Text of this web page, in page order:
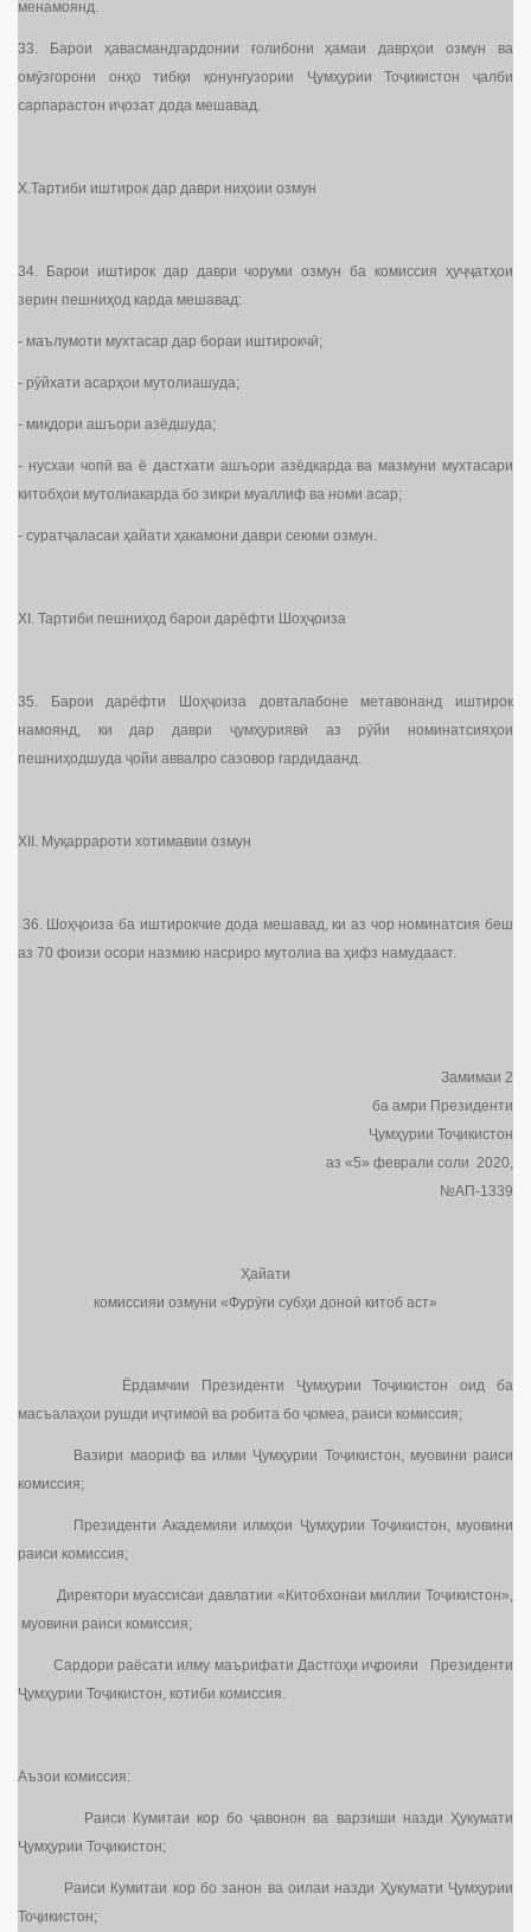
менамоянд.
33. Барои ҳавасмандгардонии ғолибони ҳамаи даврҳои озмун ва
омӯзгорони онҳо тибқи қонунгузории Ҷумҳурии Тоҷикистон ҷалби
сарпарастон иҷозат дода мешавад.
X.Тартиби иштирок дар даври ниҳоии озмун
34. Барои иштирок дар даври чоруми озмун ба комиссия ҳуҷҷатҳои
зерин пешниҳод карда мешавад:
- маълумоти мухтасар дар бораи иштирокчӣ;
- рӯйхати асарҳои мутолиашуда;
- миқдори ашъори азёдшуда;
- нусхаи чопӣ ва ё дастхати ашъори азёдкарда ва мазмуни мухтасари
китобҳои мутолиакарда бо зикри муаллиф ва номи асар;
- суратҷаласаи ҳайати ҳакамони даври сеюми озмун.
XI. Тартиби пешниҳод барои дарёфти Шоҳҷоиза
35. Барои дарёфти Шоҳҷоиза довталабоне метавонанд иштирок
намоянд, ки дар даври ҷумҳуриявӣ аз рӯйи номинатсияҳои
пешниҳодшуда ҷойи аввалро сазовор гардидаанд.
XII. Муқаррароти хотимавии озмун
36. Шоҳҷоиза ба иштирокчие дода мешавад, ки аз чор номинатсия беш
аз 70 фоизи осори назмию насриро мутолиа ва ҳифз намудааст.
Замимаи 2
ба амри Президенти
Ҷумҳурии Тоҷикистон
аз «5» феврали соли 2020,
№АП-1339
Ҳайати
комиссияи озмуни «Фурӯғи субҳи доноӣ китоб аст»
Ёрдамчии Президенти Ҷумҳурии Тоҷикистон оид ба
масъалаҳои рушди иҷтимоӣ ва робита бо ҷомеа, раиси комиссия;
Вазири маориф ва илми Ҷумҳурии Тоҷикистон, муовини раиси
комиссия;
Президенти Академияи илмҳои Ҷумҳурии Тоҷикистон, муовини
раиси комиссия;
Директори муассисаи давлатии «Китобхонаи миллии Тоҷикистон»,
муовини раиси комиссия;
Сардори раёсати илму маърифати Дастгоҳи иҷроияи Президенти
Ҷумҳурии Тоҷикистон, котиби комиссия.
Аъзои комиссия:
Раиси Кумитаи кор бо ҷавонон ва варзиши назди Ҳукумати
Ҷумҳурии Тоҷикистон;
Раиси Кумитаи кор бо занон ва оилаи назди Ҳукумати Ҷумҳурии
Тоҷикистон;